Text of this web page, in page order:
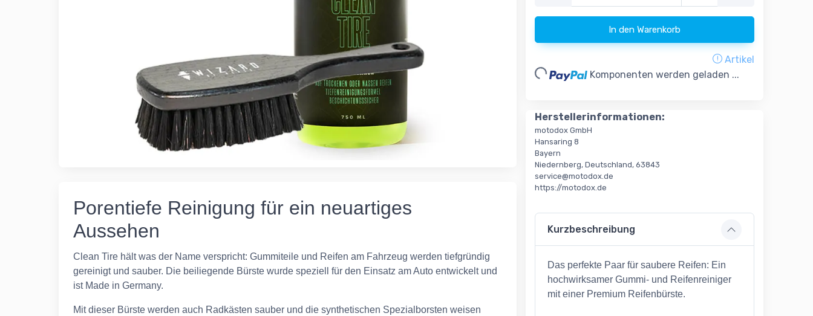
Porentiefe Reinigung für ein neuartiges
Aussehen
Clean Tire hält was der Name verspricht: Gummiteile und Reifen am Fahrzeug werden tiefgründig
gereinigt und sauber. Die beiliegende Bürste wurde speziell für den Einsatz am Auto entwickelt und
ist Made in Germany.
Mit dieser Bürste werden auch Radkästen sauber und die synthetischen Spezialborsten weisen
In den Warenkorb
Artikel
Loading... Komponenten werden geladen ...
Herstellerinformationen:
motodox GmbH
Hansaring 8
Bayern
Niedernberg, Deutschland, 63843
service@motodox.de
https://motodox.de
Kurzbeschreibung
Das perfekte Paar für saubere Reifen: Ein
hochwirksamer Gummi- und Reifenreiniger
mit einer Premium Reifenbürste.